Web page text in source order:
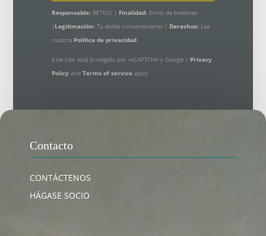
Responsable: BETILO | Finalidad: Envío de boletines
| Legitimación: Tu doble consentimiento | Derechos: Lea
nuestra Política de privacidad
Este sitio está protegido por reCAPTCHA y Google | Privacy
Policy and Terms of serviceapply
Contacto
CONTÁCTENOS
HÁGASE SOCIO